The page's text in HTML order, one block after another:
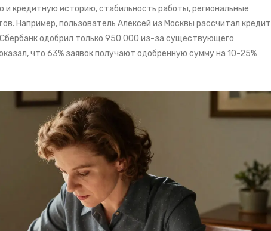
и кредитную историю, стабильность работы, региональные
Например, пользователь Алексей из Москвы рассчитал кредит
одобрил только 950 000 из-за существующего
что 63% заявок получают одобренную сумму на 10-25%